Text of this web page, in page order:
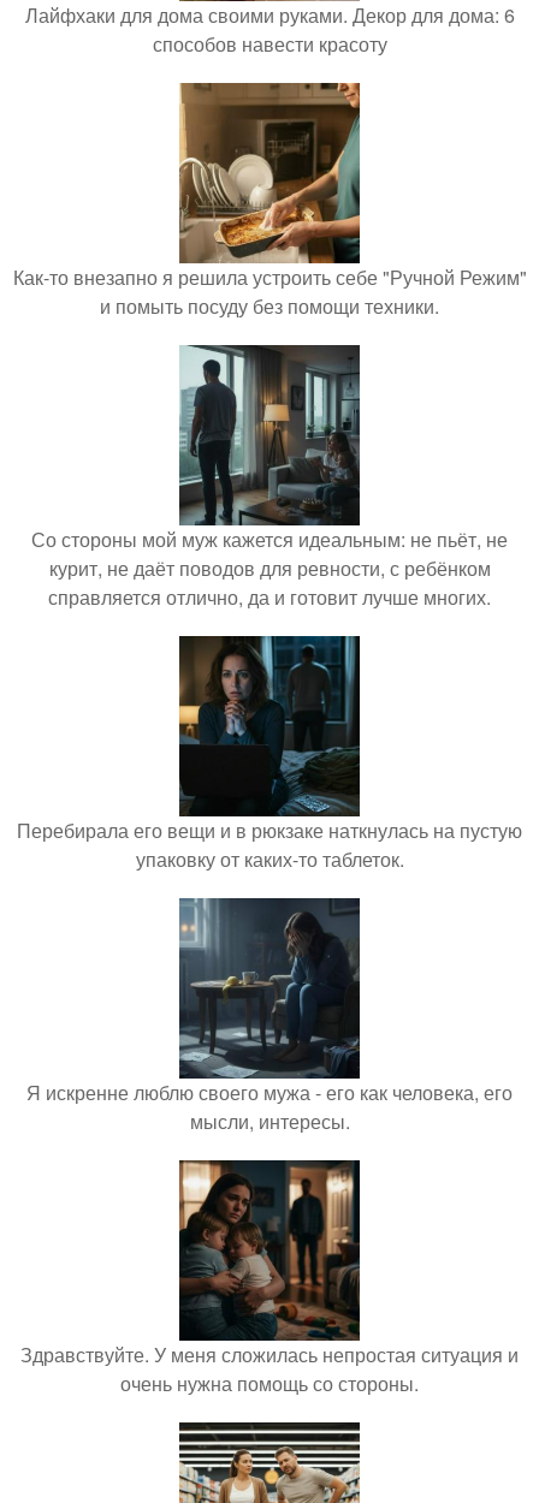
Лайфхаки для дома своими руками. Декор для дома: 6
способов навести красоту
Как-то внезапно я решила устроить себе "Ручной Режим"
и помыть посуду без помощи техники.
Со стороны мой муж кажется идеальным: не пьёт, не
курит, не даёт поводов для ревности, с ребёнком
справляется отлично, да и готовит лучше многих.
Перебирала его вещи и в рюкзаке наткнулась на пустую
упаковку от каких-то таблеток.
Я искренне люблю своего мужа - его как человека, его
мысли, интересы.
Здравствуйте. У меня сложилась непростая ситуация и
очень нужна помощь со стороны.